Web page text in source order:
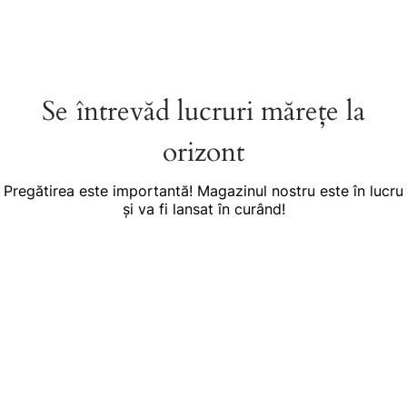
Se întrevăd lucruri mărețe la
orizont
Pregătirea este importantă! Magazinul nostru este în lucru
și va fi lansat în curând!